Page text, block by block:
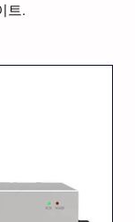
트.